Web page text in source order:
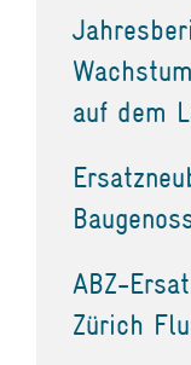
auf dem
ABZ-
Zürich